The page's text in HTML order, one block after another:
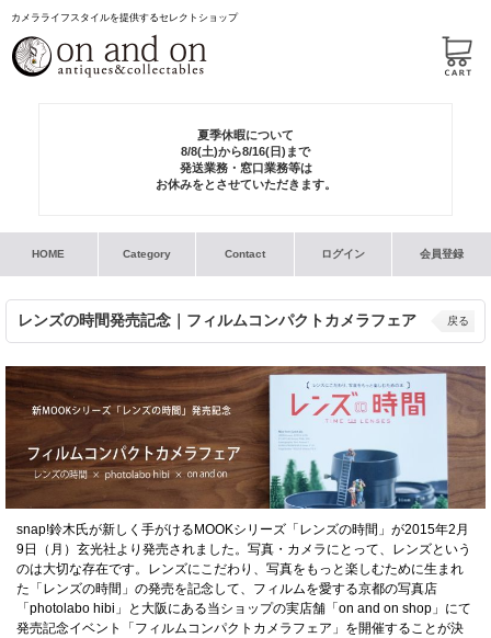
カメラライフスタイルを提供するセレクトショップ
夏季休暇について
8/8(土)から8/16(日)まで
発送業務・窓口業務等は
お休みをとさせていただきます。
HOME Category Contact ログイン 会員登録
レンズの時間発売記念｜フィルムコンパクトカメラフェア 戻る
snap!鈴木氏が新しく手がけるMOOKシリーズ「レンズの時間」が2015年2月
9日（月）玄光社より発売されました。写真・カメラにとって、レンズという
のは大切な存在です。レンズにこだわり、写真をもっと楽しむために生まれ
た「レンズの時間」の発売を記念して、フィルムを愛する京都の写真店
「photolabo hibi」と大阪にある当ショップの実店舗「on and on shop」にて
発売記念イベント「フィルムコンパクトカメラフェア」を開催することが決